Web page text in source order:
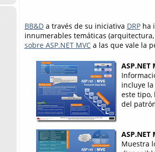
BB&Da través de su iniciativa DRPha
innumerables temáticas
sobre ASP.NET MVCa las que vale la
incluye
este tipo,
del
Muestra